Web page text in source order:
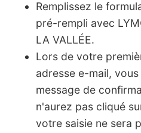
Remplissez le
pré-rempli avec
LA VALLÉE.
Lors de votre
adresse e-mail,
message de
n'aurez pas cliqué
votre saisie ne sera